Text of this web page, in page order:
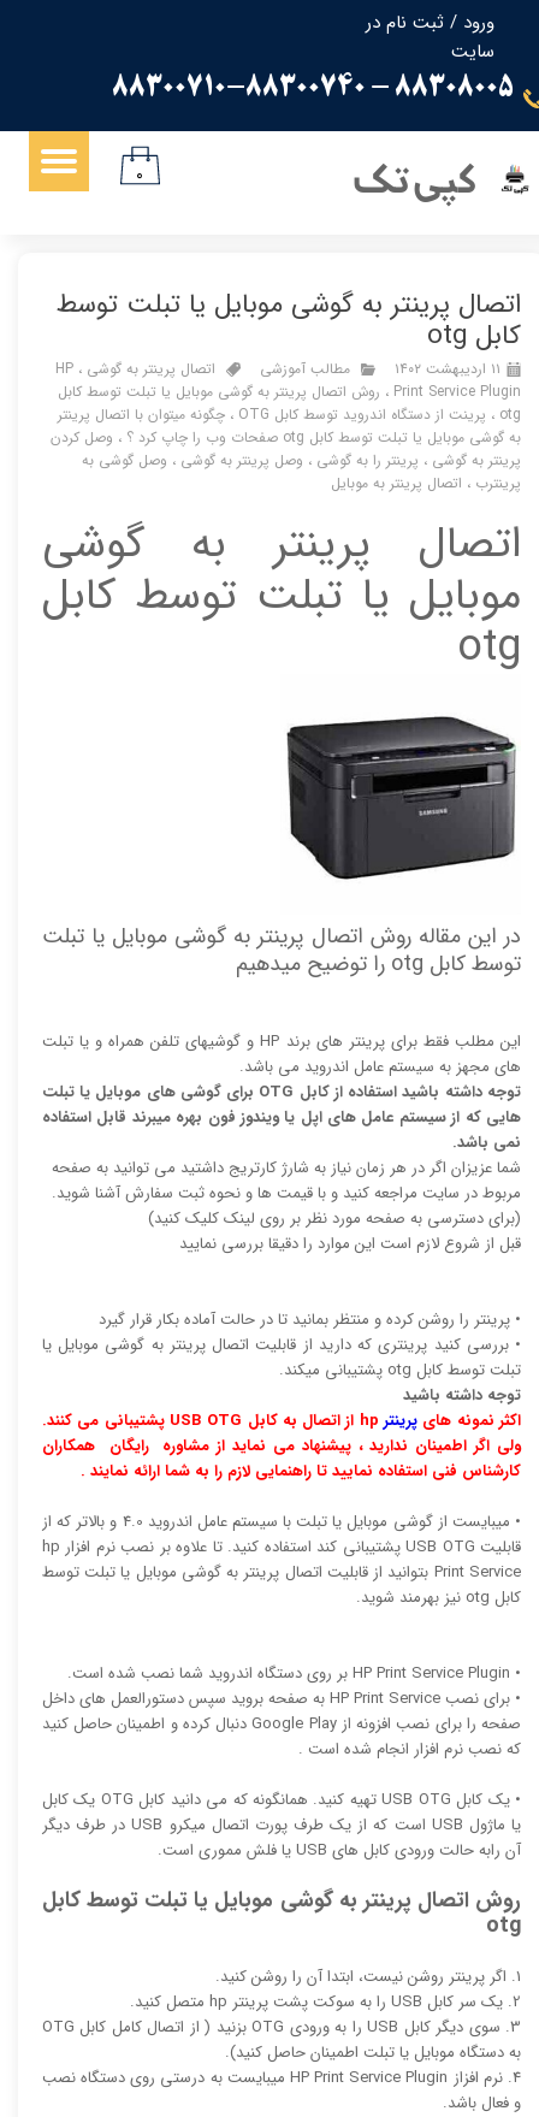
ورود / ثبت نام در
سایت
حساب کاربری من
تغییر گذر واژه
سفارشات
88308005 - 88300710-88300740
کپی تک ۰
اتصال پرینتر به گوشی موبایل یا تبلت توسط
کابل otg
۱۱ اردیبهشت ۱۴۰۲ مطالب آموزشی اتصال پرینتر به گوشی ، HP
Print Service Plugin ، روش اتصال پرینتر به گوشی موبایل یا تبلت توسط کابل
otg ، پرینت از دستگاه اندروید توسط کابل OTG ، چگونه میتوان با اتصال پرینتر
به گوشی موبایل یا تبلت توسط کابل otg صفحات وب را چاپ کرد ؟
، وصل کردن
پرینتر به گوشی ، پرینتر را به گوشی ، وصل پرینتر به گوشی ، وصل گوشی به
پرینترب ، اتصال پرینتر به موبایل
اتصال پرینتر به گوشی
موبایل یا تبلت توسط کابل
otg
در این مقاله روش اتصال پرینتر به گوشی موبایل یا تبلت
توسط کابل otg را توضیح میدهیم
این مطلب فقط برای پرینتر های برند HP و گوشیهای تلفن همراه و یا تبلت
های مجهز به سیستم عامل اندروید می باشد.
توجه داشته باشید استفاده از کابل OTG برای گوشی های موبایل یا تبلت
هایی که از سیستم عامل های اپل یا ویندوز فون بهره میبرند قابل استفاده
نمی باشد.
شما عزیزان اگر در هر زمان نیاز به شارژ کارتریج داشتید می توانید به صفحه
مربوط در سایت مراجعه کنید و با قیمت ها و نحوه ثبت سفارش آشنا شوید.
(برای دسترسی به صفحه مورد نظر بر روی لینک کلیک کنید)
قبل از شروع لازم است این موارد را دقیقا بررسی نمایید
• پرینتر را روشن کرده و منتظر بمانید تا در حالت آماده بکار قرار گیرد
• بررسی کنید پرینتری که دارید از قابلیت اتصال پرینتر به گوشی موبایل یا
تبلت توسط کابل otg پشتیبانی میکند.
توجه داشته باشید
اکثر نمونه های پرینتر
hp از اتصال به کابل USB OTG پشتیبانی می کنند.
ولی اگر اطمینان ندارید ، پیشنهاد می نماید از مشاوره رایگان همکاران
کارشناس فنی استفاده نمایید تا راهنمایی لازم را به شما ارائه نمایند .
• میبایست از گوشی موبایل یا تبلت با سیستم عامل اندروید 4.0 و بالاتر که از
قابلیت USB OTG پشتیبانی کند استفاده کنید. تا علاوه بر نصب نرم افزار hp
Print Service بتوانید از قابلیت اتصال پرینتر به گوشی موبایل یا تبلت توسط
کابل otg نیز بهرمند شوید.
• HP Print Service Plugin بر روی دستگاه اندروید شما نصب شده است.
• برای نصب HP Print Service به صفحه بروید سپس دستورالعمل های داخل
صفحه را برای نصب افزونه از Google Play دنبال کرده و اطمینان حاصل کنید
که نصب نرم افزار انجام شده است .
• یک کابل USB OTG تهیه کنید. همانگونه که می دانید کابل OTG یک کابل
یا ماژول USB است که از یک طرف پورت اتصال میکرو USB در طرف دیگر
آن رابه حالت ورودی کابل های USB یا فلش مموری است.
روش اتصال پرینتر به گوشی موبایل یا تبلت توسط کابل
otg
1. اگر پرینتر روشن نیست، ابتدا آن را روشن کنید.
2. یک سر کابل USB را به سوکت پشت پرینتر hp متصل کنید.
3. سوی دیگر کابل USB را به ورودی OTG بزنید ( از اتصال کامل کابل OTG
به دستگاه موبایل یا تبلت اطمینان حاصل کنید).
4. نرم افزاز HP Print Service Plugin میبایست به درستی روی دستگاه نصب
و فعال باشد.